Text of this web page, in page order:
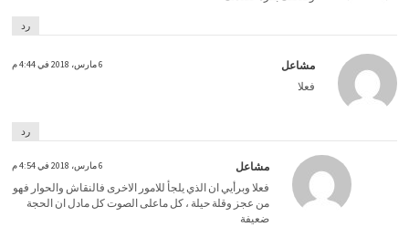
رد
مشاعل 6 مارس، 2018 في 4:44 م
فعلا
رد
مشاعل 6 مارس، 2018 في 4:54 م
فعلا وبرأيي ان الذي يلجأ للامور الاخرى فالنقاش والحوار فهو
من عجز وقلة حيلة ، كل ماعلى الصوت كل مادل ان الحجة
ضعيفة